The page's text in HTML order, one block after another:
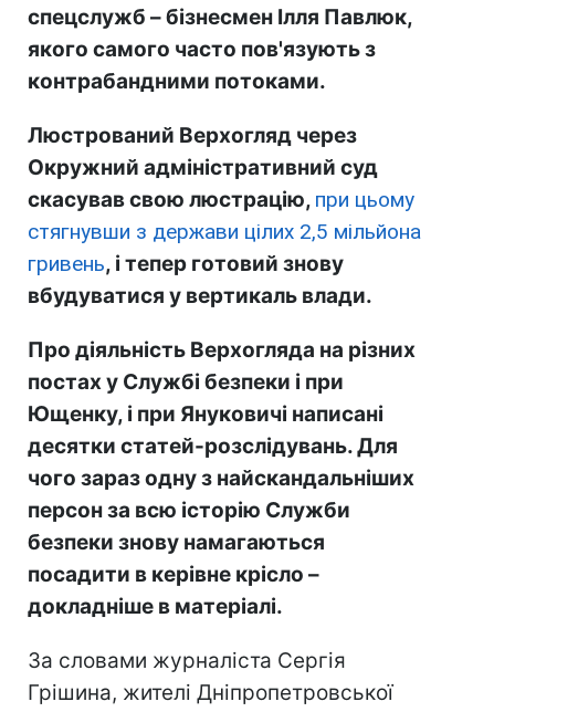
спецслужб – бізнесмен Ілля Павлюк,
якого самого часто пов'язують з
контрабандними потоками.
Люстрований Верхогляд через
Окружний адміністративний суд
скасував свою люстрацію, при цьому
стягнувши з держави цілих 2,5 мільйона
гривень, і тепер готовий знову
вбудуватися у вертикаль влади.
Про діяльність Верхогляда на різних
постах у Службі безпеки і при
Ющенку, і при Януковичі написані
десятки статей-розслідувань. Для
чого зараз одну з найскандальніших
персон за всю історію Служби
безпеки знову намагаються
посадити в керівне крісло –
докладніше в матеріалі.
За словами журналіста Сергія
Грішина, жителі Дніпропетровської